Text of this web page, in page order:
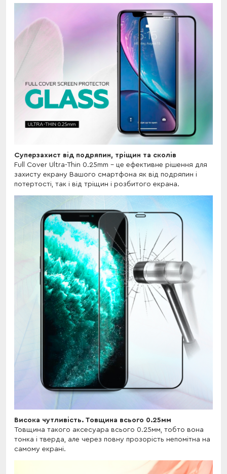
Суперзахист від подряпин, тріщин та сколів
Full Cover Ultra-Thin 0.25mm - це ефективне рішення для
захисту екрану Вашого смартфона як від подряпин і
потертості, так і від тріщин і розбитого екрана.
Висока чутливість. Товщина всього 0.25мм
Товщина такого аксесуара всього 0.25мм, тобто вона
тонка і тверда, але через повну прозорість непомітна на
самому екрані.